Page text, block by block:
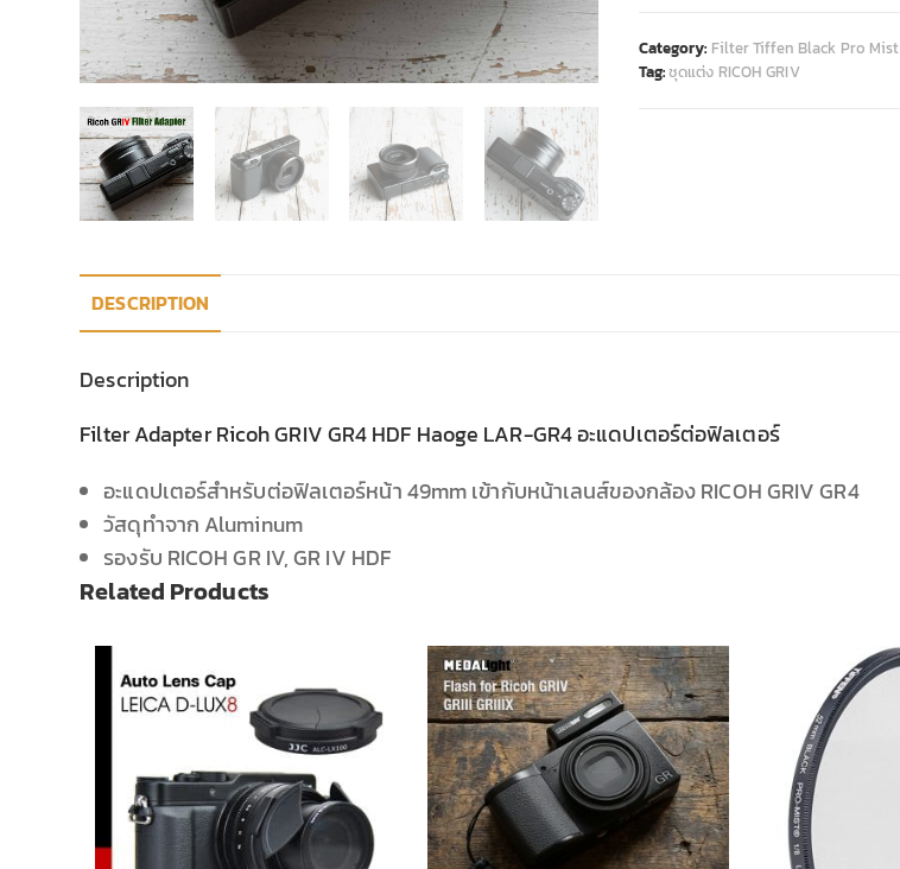
Category: Filter Tiffen Black Pro Mist
Tag:ชุดแต่ง RICOH GRIV
DESCRIPTION
Description
Filter Adapter Ricoh GRIV GR4 HDF Haoge LAR-GR4 อะแดปเตอร์ต่อฟิลเตอร์
อะแดปเตอร์สำหรับต่อฟิลเตอร์หน้า 49mm เข้ากับหน้าเลนส์ของกล้อง RICOH GRIV GR4
วัสดุทำจาก Aluminum
รองรับ RICOH GR IV, GR IV HDF
Related Products